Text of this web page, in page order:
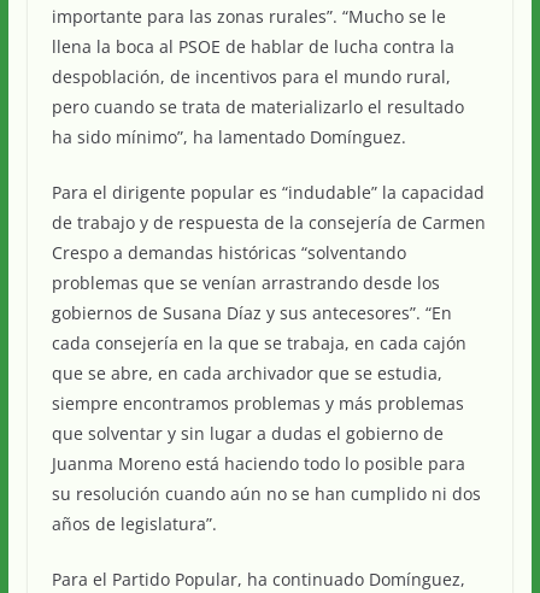
importante para las zonas rurales”. “Mucho se le
llena la boca al PSOE de hablar de lucha contra la
despoblación, de incentivos para el mundo rural,
pero cuando se trata de materializarlo el resultado
ha sido mínimo”, ha lamentado Domínguez.
Para el dirigente popular es “indudable” la capacidad
de trabajo y de respuesta de la consejería de Carmen
Crespo a demandas históricas “solventando
problemas que se venían arrastrando desde los
gobiernos de Susana Díaz y sus antecesores”. “En
cada consejería en la que se trabaja, en cada cajón
que se abre, en cada archivador que se estudia,
siempre encontramos problemas y más problemas
que solventar y sin lugar a dudas el gobierno de
Juanma Moreno está haciendo todo lo posible para
su resolución cuando aún no se han cumplido ni dos
años de legislatura”.
Para el Partido Popular, ha continuado Domínguez,